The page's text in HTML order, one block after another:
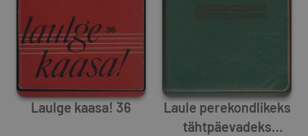
Laulge kaasa! 36
Laule perekondlikeks
tähtpäevadeks